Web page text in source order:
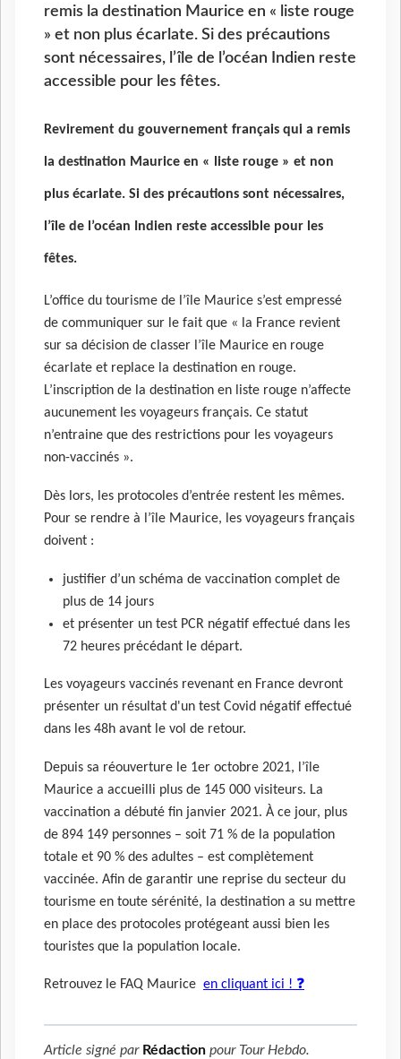
remis la destination Maurice en « liste rouge
» et non plus écarlate. Si des précautions
sont nécessaires, l’île de l’océan Indien reste
accessible pour les fêtes.
Revirement du gouvernement français qui a remis
la destination Maurice en « liste rouge » et non
plus écarlate. Si des précautions sont nécessaires,
l’île de l’océan Indien reste accessible pour les
fêtes.
L’office du tourisme de l’île Maurice s’est empressé
de communiquer sur le fait que « la France revient
sur sa décision de classer l’île Maurice en rouge
écarlate et replace la destination en rouge.
L’inscription de la destination en liste rouge n’affecte
aucunement les voyageurs français. Ce statut
n’entraine que des restrictions pour les voyageurs
non-vaccinés ».
Dès lors, les protocoles d’entrée restent les mêmes.
Pour se rendre à l’île Maurice, les voyageurs français
doivent :
justifier d’un schéma de vaccination complet de
plus de 14 jours
et présenter un test PCR négatif effectué dans les
72 heures précédant le départ.
Les voyageurs vaccinés revenant en France devront
présenter un résultat d'un test Covid négatif effectué
dans les 48h avant le vol de retour.
Depuis sa réouverture le 1er octobre 2021, l’île
Maurice a accueilli plus de 145 000 visiteurs. La
vaccination a débuté fin janvier 2021. À ce jour, plus
de 894 149 personnes – soit 71 % de la population
totale et 90 % des adultes – est complètement
vaccinée. Afin de garantir une reprise du secteur du
tourisme en toute sérénité, la destination a su mettre
en place des protocoles protégeant aussi bien les
touristes que la population locale.
Retrouvez le FAQ Maurice en cliquant ici ! ❓
Article signé par Rédaction pour Tour Hebdo.